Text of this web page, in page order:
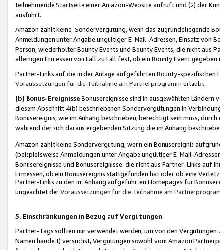
teilnehmende Startseite einer Amazon-Website aufruft und (2) der
ausführt.
Amazon zahlt keine Sondervergütung, wenn das zugrundeliegende
Anmeldungen unter Angabe ungültiger E-Mail-Adressen, Einsatz von
Person, wiederholter Bounty Events und Bounty Events, die nicht
alleinigen Ermessen von Fall zu Fall fest, ob ein Bounty Event
Partner-Links auf die in der Anlage aufgeführten Bounty-spezifischen
Voraussetzungen für die Teilnahme am Partnerprogramm erlaubt.
(b) Bonus-Ereignisse Bonusereignisse sind in ausgewählten Ländern
diesem Abschnitt 4(b) beschriebenen Sondervergütungen in
Bonusereignis, wie im Anhang beschrieben, berechtigt sein muss,
während der sich daraus ergebenden Sitzung die im Anhang
Amazon zahlt keine Sondervergütung, wenn ein Bonusereignis
(beispielsweise Anmeldungen unter Angabe ungültiger E-Mail-
Bonusereignisse und Bonusereignisse, die nicht aus Partner-Links auf
Ermessen, ob ein Bonusereignis stattgefunden hat oder ob eine
Partner-Links zu den im Anhang aufgeführten Homepages für
ungeachtet derVoraussetzungen für die Teilnahme am
5. Einschränkungen in Bezug auf Vergütungen
Partner-Tags sollten nur verwendet werden, um von den
Namen handelt) versuchst, Vergütungen sowohl vom Amazon